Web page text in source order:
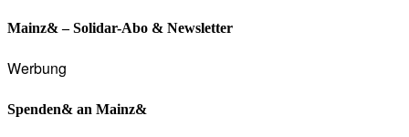
Mainz& – Solidar-Abo & Newsletter
Werbung
Spenden& an Mainz&